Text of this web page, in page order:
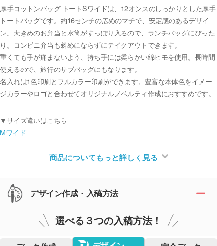
厚手コットンバッグ トートSワイドは、12オンスのしっかりとした厚手
トートバッグです。約16センチの広めのマチで、安定感のあるデザイ
ン。大きめのお弁当と水筒がすっぽり入るので、ランチバッグにぴった
り。コンビニ弁当も斜めにならずにテイクアウトできます。
重くても手が痛まないよう、持ち手には柔らかい綿ヒモを使用。長時間
使えるので、旅行のサブバッグにもなります。
名入れは1色印刷とフルカラー印刷ができます。豊富な本体色をイメー
ジカラーやロゴと合わせてオリジナルノベルティ作成におすすめです。
▼サイズ違いはこちら
Mワイド
商品についてもっと詳しく見る
デザイン作成・入稿方法
選べる３つの入稿方法！